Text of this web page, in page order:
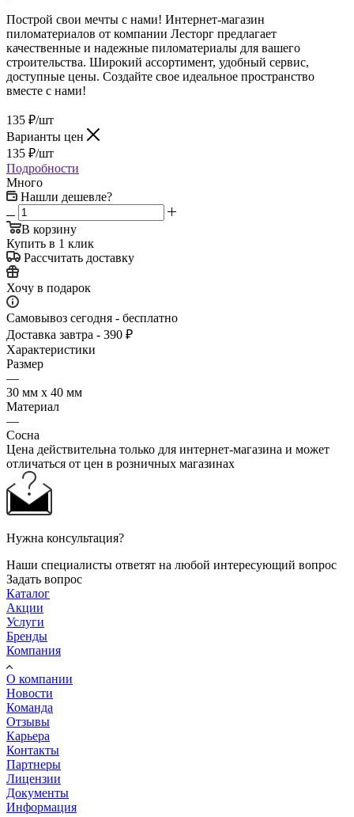
Построй свои мечты с нами! Интернет-магазин
пиломатериалов от компании Лесторг предлагает
качественные и надежные пиломатериалы для вашего
строительства. Широкий ассортимент, удобный сервис,
доступные цены. Создайте свое идеальное пространство
вместе с нами!
135 ₽/шт
Варианты цен
135 ₽/шт
Подробности
Много
Нашли дешевле?
В корзину
Купить в 1 клик
Рассчитать доставку
Хочу в подарок
Самовывоз сегодня - бесплатно
Доставка завтра - 390 ₽
Характеристики
Размер
—
30 мм х 40 мм
Материал
—
Сосна
Цена действительна только для интернет-магазина и может
отличаться от цен в розничных магазинах
Нужна консультация?
Наши специалисты ответят на любой интересующий вопрос
Задать вопрос
Каталог
Акции
Услуги
Бренды
Компания
О компании
Новости
Команда
Отзывы
Карьера
Контакты
Партнеры
Лицензии
Документы
Информация